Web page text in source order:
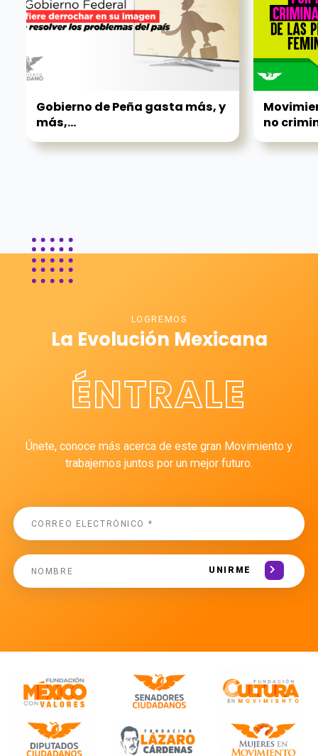
Gobierno de Peña gasta más, y
más,...
no
LOGREMOS
La Evolución Mexicana
ÉNTRALE
Únete, conoce más acerca de este gran Movimiento y
trabajemos juntos por un mejor futuro.
UNIRME